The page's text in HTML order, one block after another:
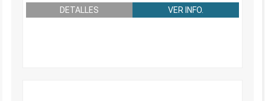
DETALLES VER INFO.